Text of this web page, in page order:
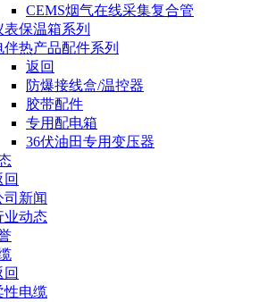
CEMS烟气在线采集复合管
表保温箱系列
伴热产品配件系列
返回
防爆接线盒/温控器
胶带配件
专用配电箱
36伏油田专用变压器
回
司新闻
业动态
回
性电缆